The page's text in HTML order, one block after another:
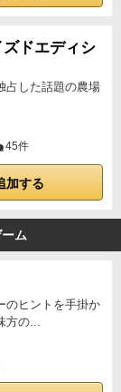
ドエディシ
占した話題の農場
45件
加する
ム
のヒントを手掛か
方の...